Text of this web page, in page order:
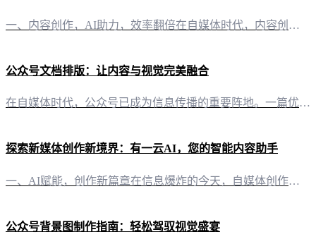
一、内容创作，AI助力，效率翻倍在自媒体时代，内容创作是关键。然而，面对繁杂的创作需求，你是否感到力不从心？有一云AI的出现，正是为了解决这一问题。这款创新型AI智能写作+排版软件，不仅能够自动完成大部分创作需求，还能为自媒体创作者提供前沿的AI技术服务。 二、排版之美，千款皮肤，随心所欲内容排版，是展现文章魅力的重要环节。有一云AI深知这一点，因此在内容排版方面，我们提供了包含标题、内容、图文
公众号文档排版：让内容与视觉完美融合
在自媒体时代，公众号已成为信息传播的重要阵地。一篇优秀的公众号文章，不仅内容要丰富，排版也要美观。今天，就让我们一同探索“有一云AI”如何助力公众号文档排版，让内容与视觉完美融合。 二、多样化的排版皮肤“有一云AI”提供包含标题、内容、图文、分隔、引导五大类数千款装修皮肤，满足不同风格的需求。无论是简约大气，还是活泼俏皮，总有一款皮肤能让你眼前一亮。 三、跨平台兼容性“有一云AI”支持公众号、头条
探索新媒体创作新境界：有一云AI，您的智能内容助手
一、AI赋能，创作新篇章在信息爆炸的今天，自媒体创作者面临着内容创作的巨大挑战。如何高效、高质量地输出内容，成为了许多创作者的痛点。此时，“有一云AI”应运而生，以智能化解决方案助力自媒体创作者轻松驾驭内容创作。 二、智能写作，排版无忧“有一云AI”以其独特的AI智能写作功能，为创作者提供从构思到成稿的一站式服务。只需简单输入关键词或主题，系统便能迅速生成高质量的文章内容。此外，丰富的排版皮肤库
公众号背景图制作指南：轻松驾驭视觉盛宴